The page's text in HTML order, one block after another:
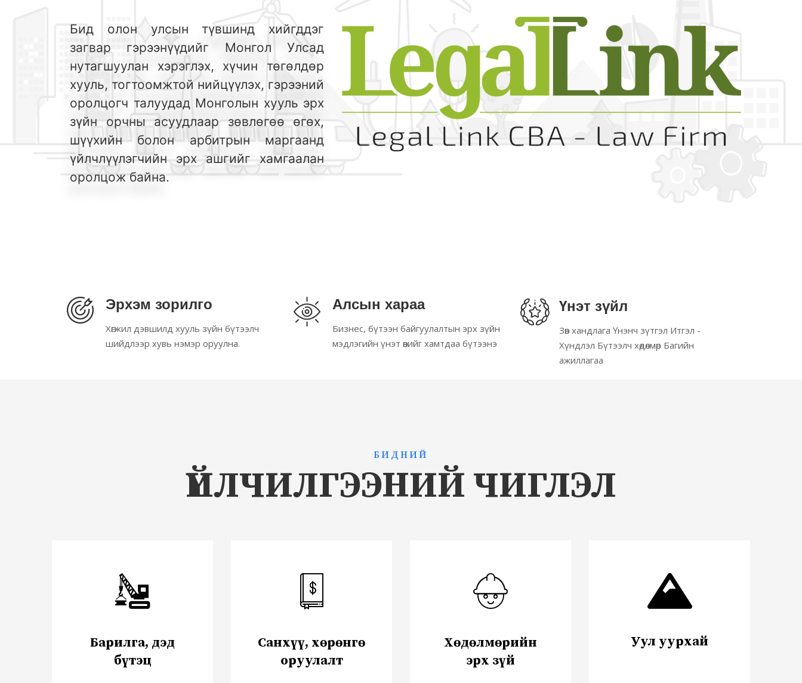
Бид олон улсын түвшинд хийгддэг
загвар гэрээнүүдийг Монгол Улсад
нутагшуулан хэрэглэх, хүчин төгөлдөр
хууль, тогтоомжтой нийцүүлэх, гэрээний
оролцогч талуудад Монголын хууль эрх
зүйн орчны асуудлаар зөвлөгөө өгөх,
шүүхийн болон арбитрын
маргаанд
үйлчлүүлэгчийн эрх ашгийг хамгаалан
оролцож байна.
Эрхэм зорилго
Хөгжил дэвшилд хууль зүйн бүтээлч
шийдлээр хувь нэмэр оруулна.
Алсын хараа
Бизнес, бүтээн байгуулалтын эрх зүйн
мэдлэгийн үнэт өвийг хамтдаа бүтээнэ
Үнэт зүйл
Зөв хандлага Үнэнч зүтгэл Итгэл -
Хүндлэл Бүтээлч хөдөлмөр Багийн
ажиллагаа
БИДНИЙ
ҮЙЛЧИЛГЭЭНИЙ ЧИГЛЭЛ
Барилга, дэд
бүтэц
Санхүү, хөрөнгө
оруулалт
Хөдөлмөрийн
эрх зүй
Уул уурхай